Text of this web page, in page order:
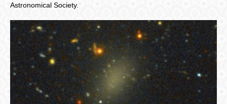
Astronomical Society.